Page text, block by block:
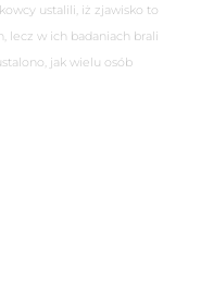
ustalili, iż zjawisko to
lecz w ich badaniach brali
jak wielu osób